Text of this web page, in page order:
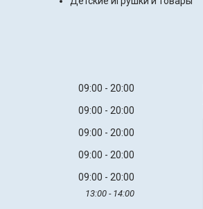
09:00
20:00
09:00
20:00
09:00
20:00
09:00
20:00
09:00 20:00
13:00 14:00